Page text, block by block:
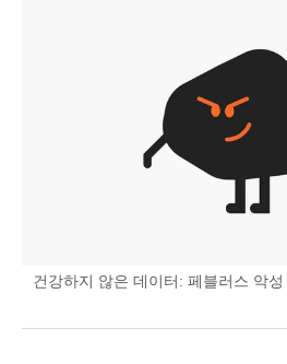
건강하지 않은 데이터: 페블러스 악성